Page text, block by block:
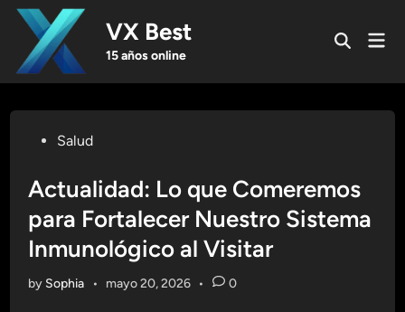
Skip
content
VX Best
15 años online
Open
PostedSalud
Actualidad: Lo que Comeremos
para Fortalecer Nuestro Sistema
Inmunológico al Visitar
by Sophia • mayo 20, 2026 • 0